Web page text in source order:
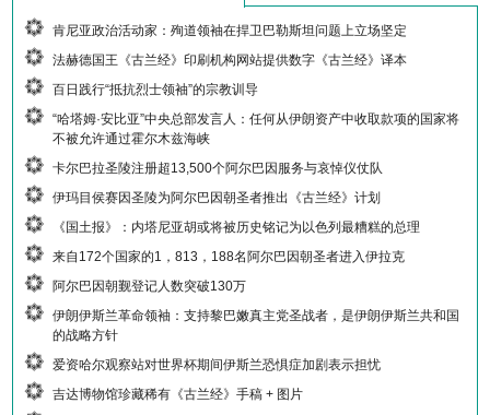
肯尼亚政治活动家：殉道领袖在捍卫巴勒斯坦问题上立场坚定
法赫德国王《古兰经》印刷机构网站提供数字《古兰经》译本
百日践行“抵抗烈士领袖”的宗教训导
“哈塔姆·安比亚”中央总部发言人：任何从伊朗资产中收取款项的国家将
不被允许通过霍尔木兹海峡
卡尔巴拉圣陵注册超13,500个阿尔巴因服务与哀悼仪仗队
伊玛目侯赛因圣陵为阿尔巴因朝圣者推出《古兰经》计划
《国土报》：内塔尼亚胡或将被历史铭记为以色列最糟糕的总理
来自172个国家的1，813，188名阿尔巴因朝圣者进入伊拉克
阿尔巴因朝觐登记人数突破130万
伊朗伊斯兰革命领袖：支持黎巴嫩真主党圣战者，是伊朗伊斯兰共和国
的战略方针
爱资哈尔观察站对世界杯期间伊斯兰恐惧症加剧表示担忧
吉达博物馆珍藏稀有《古兰经》手稿 + 图片